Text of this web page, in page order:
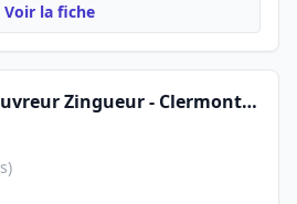
Voir la fiche
Toit Des Domes Couvreur Zingueur - Clermont-Ferrand